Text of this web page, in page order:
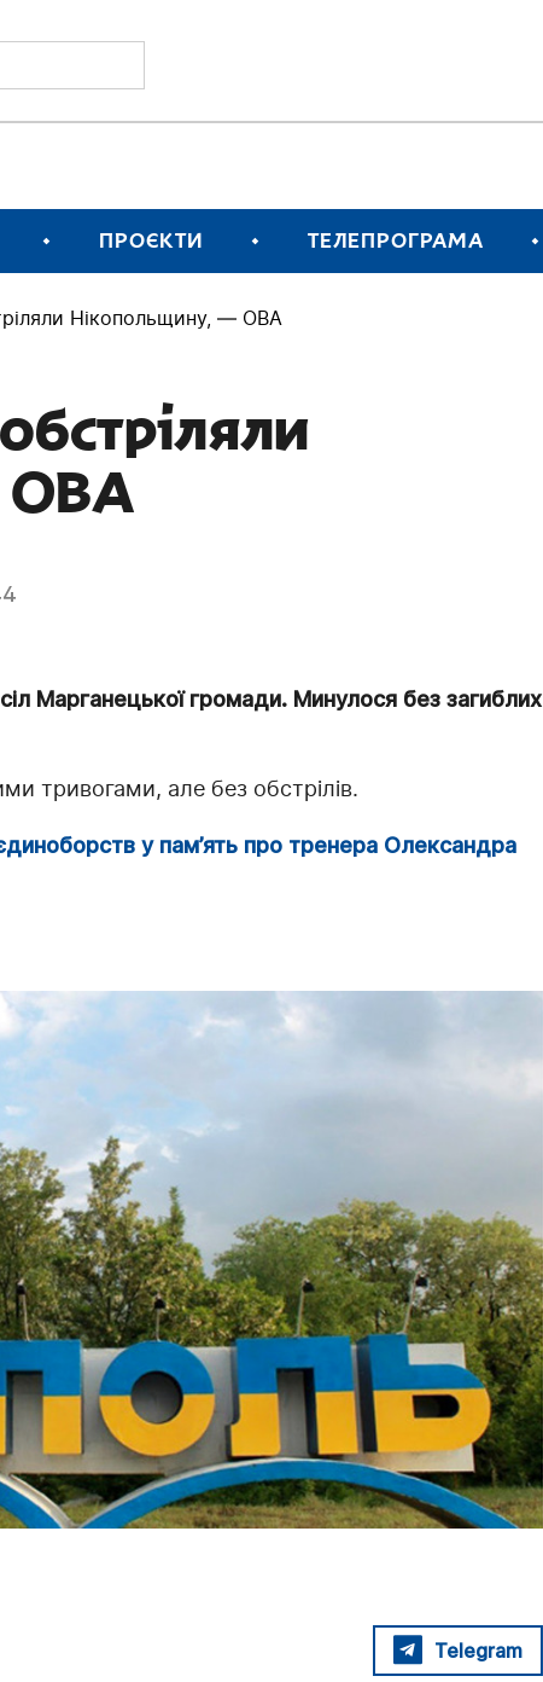
ПРОЄКТИ ТЕЛЕПРОГРАМА
Нікопольщину, — ОВА
ОВА
Марганецької громади. Минулося без загиблих
тривогами, але без обстрілів.
у пам’ять про тренера Олександра
Telegram